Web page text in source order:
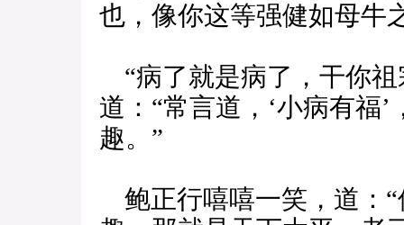
也，像你这等强健如母牛
“病了就是病了，干你祖
道：“常言道，‘小病有福
趣。”
鲍正行嘻嘻一笑，道：